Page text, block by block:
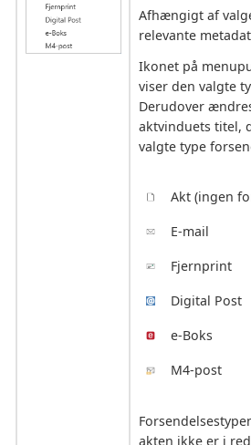
Afhængigt af
relevante
Ikonet på
viser den valgte
Derudover
aktvinduets titel,
valgte type
Akt (ingen
E-mail
Fjernprint
Digital Post
e-Boks
M4-post
akten ikke er i